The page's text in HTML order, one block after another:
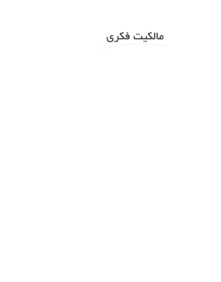
مالکیت فکری